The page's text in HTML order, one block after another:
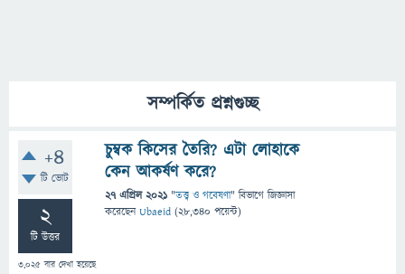
সম্পর্কিত প্রশ্নগুচ্ছ
+4
টি ভোট
2
টি উত্তর
3,025 বার দেখা হয়েছে
চুম্বক কিসের তৈরি? এটা লোহাকে
কেন আকর্ষণ করে?
27 এপ্রিল 2021 "তত্ত্ব ও গবেষণা" বিভাগে জিজ্ঞাসা
করেছেনUbaeid (28,340 পয়েন্ট)